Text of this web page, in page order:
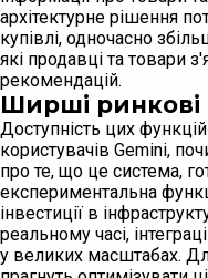
архітектурне рішення
купівлі, одночасно
які продавці та товари
рекомендацій.
Ширші ринкові
Доступність цих
користувачів Gemini,
про те, що це система,
експериментальна
інвестиції в
реальному часі,
у великих масштабах.